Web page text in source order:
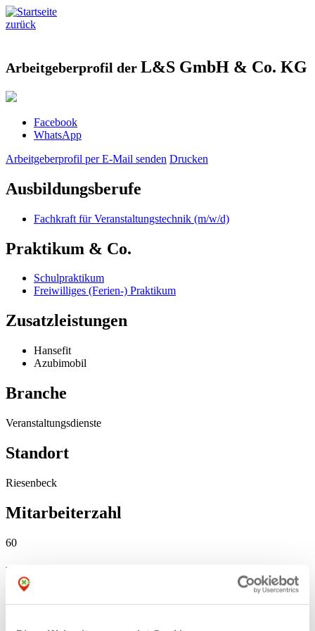
zurück
Arbeitgeberprofil der L&S GmbH & Co. KG
Facebook
WhatsApp
Arbeitgeberprofil per E-Mail senden Drucken
Ausbildungsberufe
Fachkraft für Veranstaltungstechnik (m/w/d)
Praktikum & Co.
Schulpraktikum
Freiwilliges (Ferien-) Praktikum
Zusatzleistungen
Hansefit
Azubimobil
Branche
Veranstaltungsdienste
Standort
Riesenbeck
Mitarbeiterzahl
60
Dienstleistungen
Veranstaltungstechnik